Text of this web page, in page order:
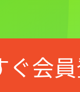
ぐ会